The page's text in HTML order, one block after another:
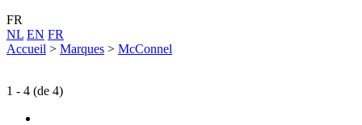
FR
NL EN FR
Accueil > Marques > McConnel
1 - 4 (de 4)